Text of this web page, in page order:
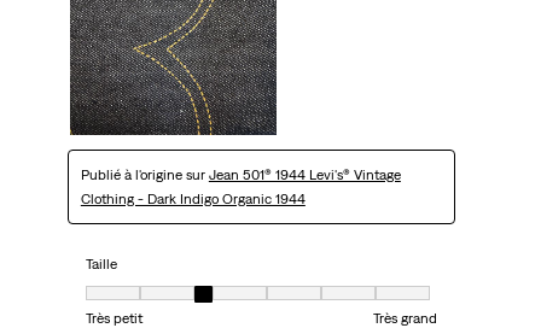
Publié à l'origine sur Jean 501® 1944 Levi's® Vintage
Clothing - Dark Indigo Organic 1944
Taille
Taille, 3 sur 7, où 1 est égal à Très petit et 7 est égal à Très grand
Très petit
Très grand